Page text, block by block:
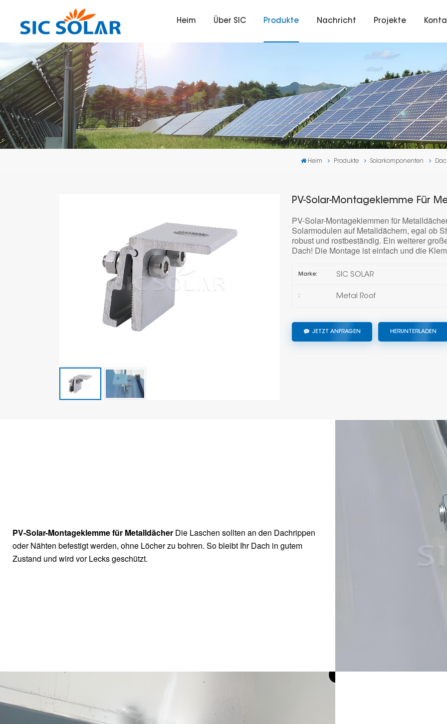
Heim Über SIC Produkte Nachricht Projekte
Heim Produkte Solarkomponenten
PV-Solar-Montageklemme Für
PV-Solar-Montageklemmen für
Solarmodulen auf Metalldächern, egal ob
robust und rostbeständig. Ein weiterer
Dach! Die Montage ist einfach und die
Marke: SIC SOLAR
: Metal Roof
JETZT ANFRAGEN HERUNTERLADEN
PV-Solar-Montageklemme für Metalldächer Die Laschen sollten an den Dachrippen
oder Nähten befestigt werden, ohne Löcher zu bohren. So bleibt Ihr Dach in gutem
Zustand und wird vor Lecks geschützt.